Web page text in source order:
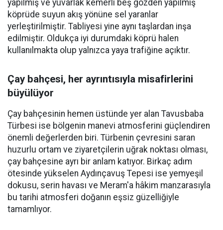
yapılmış ve yuvarlak kemerli beş gözden yapılmış
köprüde suyun akış yönüne sel yaranlar
yerleştirilmiştir. Tabliyesi yine aynı taşlardan inşa
edilmiştir. Oldukça iyi durumdaki köprü halen
kullanılmakta olup yalnızca yaya trafiğine açıktır.
Çay bahçesi, her ayrıntısıyla misafirlerini
büyülüyor
Çay bahçesinin hemen üstünde yer alan Tavusbaba
Türbesi ise bölgenin manevi atmosferini güçlendiren
önemli değerlerden biri. Türbenin çevresini saran
huzurlu ortam ve ziyaretçilerin uğrak noktası olması,
çay bahçesine ayrı bir anlam katıyor. Birkaç adım
ötesinde yükselen Aydınçavuş Tepesi ise yemyeşil
dokusu, serin havası ve Meram'a hâkim manzarasıyla
bu tarihi atmosferi doğanın eşsiz güzelliğiyle
tamamlıyor.